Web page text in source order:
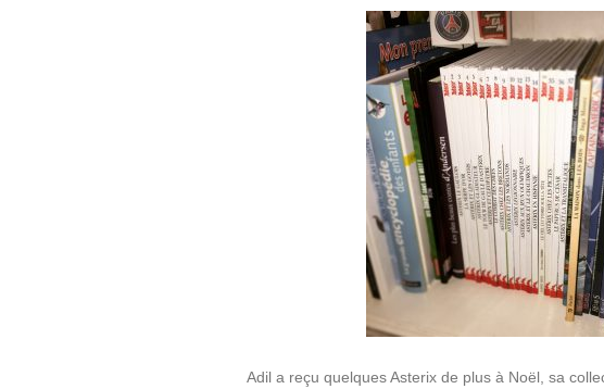
Adil a reçu quelques Asterix de plus à Noël, sa